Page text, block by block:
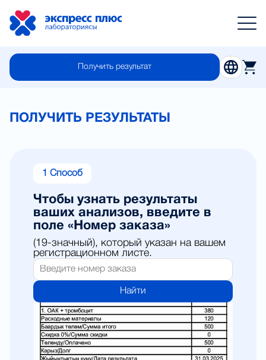
Получить результат
ПОЛУЧИТЬ РЕЗУЛЬТАТЫ
1 Способ
Чтобы узнать результаты
ваших анализов, введите в
поле «Номер заказа»
(19-значный), который указан на вашем
регистрационном листе.
Найти